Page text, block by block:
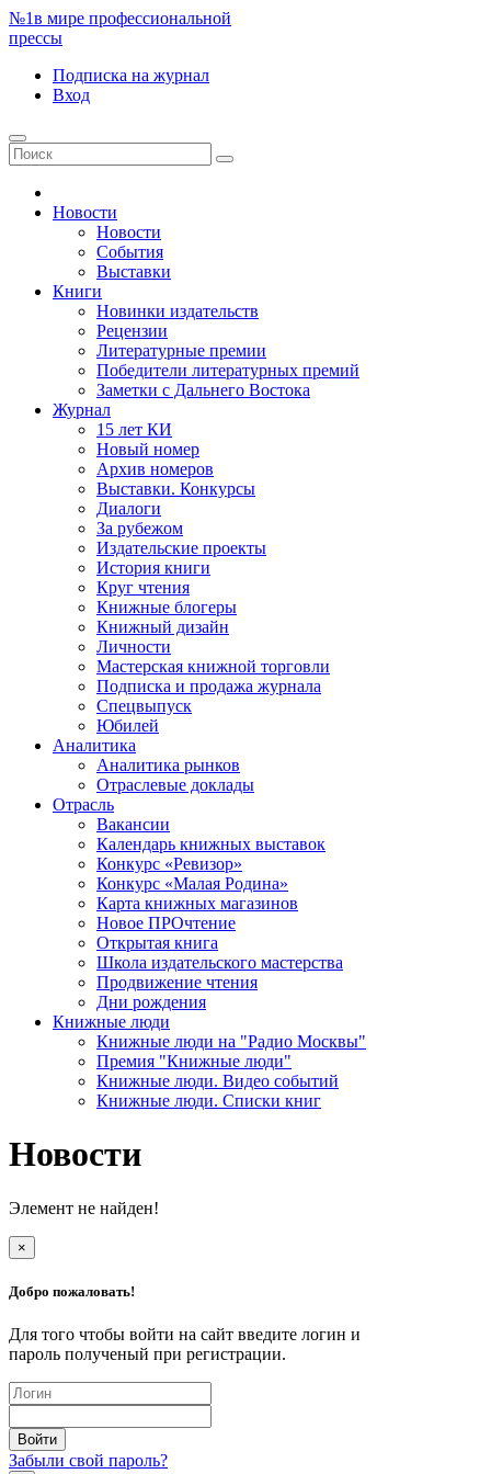
№1в мире профессиональной
прессы
Подписка на журнал
Вход
Новости
Новости
События
Выставки
Книги
Новинки издательств
Рецензии
Литературные премии
Победители литературных премий
Заметки с Дальнего Востока
Журнал
15 лет КИ
Новый номер
Архив номеров
Выставки. Конкурсы
Диалоги
За рубежом
Издательские проекты
История книги
Круг чтения
Книжные блогеры
Книжный дизайн
Личности
Мастерская книжной торговли
Подписка и продажа журнала
Спецвыпуск
Юбилей
Аналитика
Аналитика рынков
Отраслевые доклады
Отрасль
Вакансии
Календарь книжных выставок
Конкурс «Ревизор»
Конкурс «Малая Родина»
Карта книжных магазинов
Новое ПРОчтение
Открытая книга
Школа издательского мастерства
Продвижение чтения
Дни рождения
Книжные люди
Книжные люди на "Радио Москвы"
Премия "Книжные люди"
Книжные люди. Видео событий
Книжные люди. Списки книг
Новости
Элемент не найден!
×
Добро пожаловать!
Для того чтобы войти на сайт введите логин и
пароль полученый при регистрации.
Забыли свой пароль?